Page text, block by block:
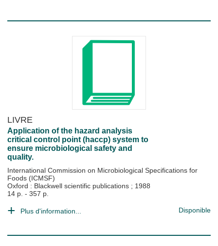
LIVRE
Application of the hazard analysis
critical control point (haccp) system to
ensure microbiological safety and
quality.
International Commission on Microbiological Specifications for
Foods (ICMSF)
Oxford : Blackwell scientific publications ; 1988
14 p. - 357 p.
Plus d'information... Disponible